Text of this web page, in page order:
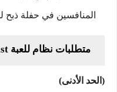
المنافسين في حفلة
متطلبات نظام للعبة Rogue Heist
(الحد الأدنى)